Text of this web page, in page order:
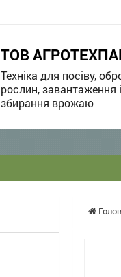
ТОВ
Техніка для посіву,
рослин, завантаження
збирання врожаю